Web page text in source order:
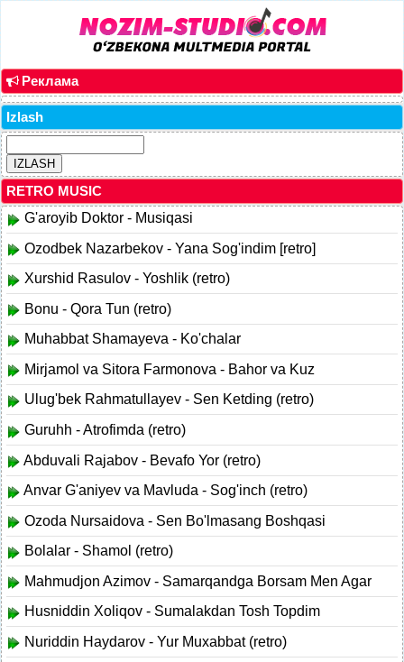
Реклама
Izlash
RETRO MUSIC
G'aroyib Doktor - Musiqasi
Ozodbek Nazarbekov - Yana Sog'indim [retro]
Xurshid Rasulov - Yoshlik (retro)
Bonu - Qora Tun (retro)
Muhabbat Shamayeva - Ko'chalar
Mirjamol va Sitora Farmonova - Bahor va Kuz
Ulug'bek Rahmatullayev - Sen Ketding (retro)
Guruhh - Atrofimda (retro)
Abduvali Rajabov - Bevafo Yor (retro)
Anvar G'aniyev va Mavluda - Sog'inch (retro)
Ozoda Nursaidova - Sen Bo'lmasang Boshqasi
Bolalar - Shamol (retro)
Mahmudjon Azimov - Samarqandga Borsam Men Agar
Husniddin Xoliqov - Sumalakdan Tosh Topdim
Nuriddin Haydarov - Yur Muxabbat (retro)